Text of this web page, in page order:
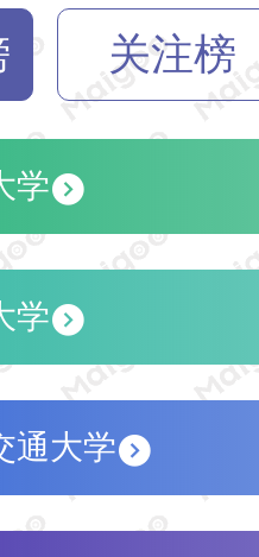
关注榜
学
学
通大学